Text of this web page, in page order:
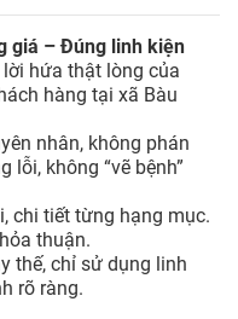
giá – Đúng linh kiện
hứa thật lòng của
hàng tại xã Bàu
nhân, không phán
lỗi, không “vẽ bệnh”
chi tiết từng hạng mục.
thuận.
thế, chỉ sử dụng linh
rõ ràng.